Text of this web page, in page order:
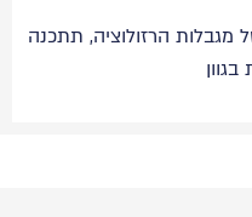
מגבלות הרזולוציה, תתכנה